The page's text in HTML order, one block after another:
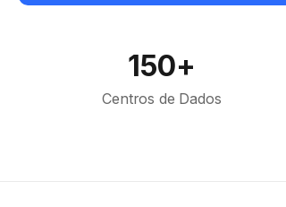
150+
Centros de Dados